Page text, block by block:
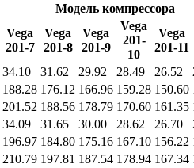
Модель компрессора
Vega
201-7
Vega
201-8
Vega
201-9
Vega
201-
10
Vega
201-11
34.10 31.62 29.92 28.49 26.52
188.28 176.12 166.96 159.28 150.60
201.52 188.56 178.79 170.60 161.35
34.09 31.65 30.00 28.62 26.70
196.97 184.80 175.16 167.10 156.22
210.79 197.81 187.54 178.94 167.34